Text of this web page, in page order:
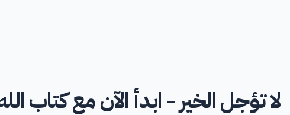
لا تؤجل الخير - ابدأ الآن مع كتاب